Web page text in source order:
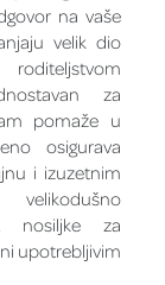
na vaše
velik dio
za
pomaže u
osigurava
i izuzetnim
nosiljke za
upotrebljivim